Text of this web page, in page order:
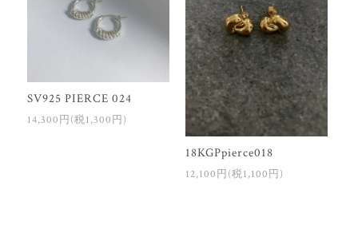
SV925 PIERCE 024
14,300円(税1,300円)
18KGPpierce018
12,100円(税1,100円)